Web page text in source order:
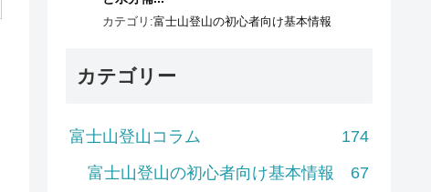
カテゴリ:富士山登山の初心者向け基本情報
カテゴリー
富士山登山コラム
174
富士山登山の初心者向け基本情報
67